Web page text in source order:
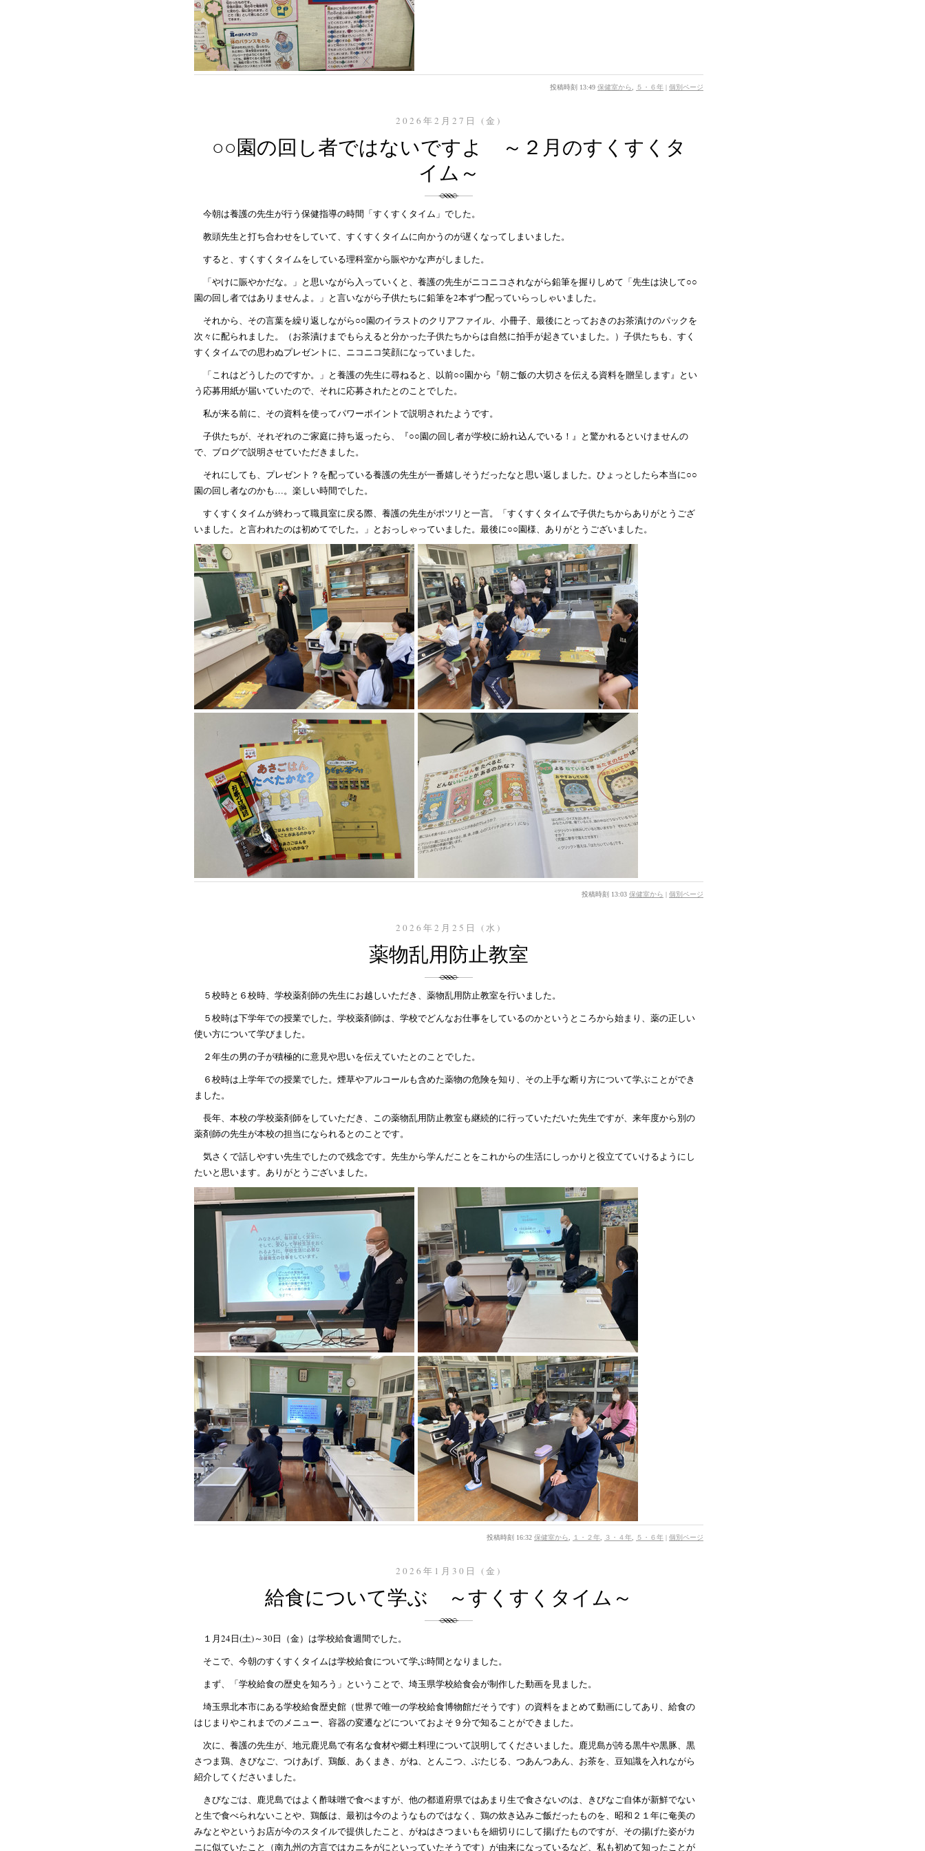
投稿時刻 13:49 保健室から ５・６年 | 個別ページ
2026年2月27日 (金)
○○園の回し者ではないですよ ～２月のすくすくタ
イム～
今朝は養護の先生が行う保健指導の時間「すくすくタイム」でした。
教頭先生と打ち合わせをしていて、すくすくタイムに向かうのが遅くなってしまいました。
すると、すくすくタイムをしている理科室から賑やかな声がしました。
「やけに賑やかだな。」と思いながら入っていくと、養護の先生がニコニコされながら鉛筆を握りしめて「先生は決して○○
園の回し者ではありませんよ。」と言いながら子供たちに鉛筆を2本ずつ配っていらっしゃいました。
それから、その言葉を繰り返しながら○○園のイラストのクリアファイル、小冊子、最後にとっておきのお茶漬けのパックを
次々に配られました。（お茶漬けまでもらえると分かった子供たちからは自然に拍手が起きていました。）子供たちも、すく
すくタイムでの思わぬプレゼントに、ニコニコ笑顔になっていました。
「これはどうしたのですか。」と養護の先生に尋ねると、以前○○園から『朝ご飯の大切さを伝える資料を贈呈します』とい
う応募用紙が届いていたので、それに応募されたとのことでした。
私が来る前に、その資料を使ってパワーポイントで説明されたようです。
子供たちが、それぞれのご家庭に持ち返ったら、『○○園の回し者が学校に紛れ込んでいる！』と驚かれるといけませんの
で、ブログで説明させていただきました。
それにしても、プレゼント？を配っている養護の先生が一番嬉しそうだったなと思い返しました。ひょっとしたら本当に○○
園の回し者なのかも…。楽しい時間でした。
すくすくタイムが終わって職員室に戻る際、養護の先生がポツリと一言。「すくすくタイムで子供たちからありがとうござ
いました。と言われたのは初めてでした。」とおっしゃっていました。最後に○○園様、ありがとうございました。
投稿時刻 13:03 保健室から | 個別ページ
2026年2月25日 (水)
薬物乱用防止教室
５校時と６校時、学校薬剤師の先生にお越しいただき、薬物乱用防止教室を行いました。
５校時は下学年での授業でした。学校薬剤師は、学校でどんなお仕事をしているのかというところから始まり、薬の正しい
使い方について学びました。
２年生の男の子が積極的に意見や思いを伝えていたとのことでした。
６校時は上学年での授業でした。煙草やアルコールも含めた薬物の危険を知り、その上手な断り方について学ぶことができ
ました。
長年、本校の学校薬剤師をしていただき、この薬物乱用防止教室も継続的に行っていただいた先生ですが、来年度から別の
薬剤師の先生が本校の担当になられるとのことです。
気さくで話しやすい先生でしたので残念です。先生から学んだことをこれからの生活にしっかりと役立てていけるようにし
たいと思います。ありがとうございました。
投稿時刻 16:32 保健室から １・２年 ３・４年 ５・６年 | 個別ページ
2026年1月30日 (金)
給食について学ぶ ～すくすくタイム～
１月24日(土)～30日（金）は学校給食週間でした。
そこで、今朝のすくすくタイムは学校給食について学ぶ時間となりました。
まず、「学校給食の歴史を知ろう」ということで、埼玉県学校給食会が制作した動画を見ました。
埼玉県北本市にある学校給食歴史館（世界で唯一の学校給食博物館だそうです）の資料をまとめて動画にしてあり、給食の
はじまりやこれまでのメニュー、容器の変遷などについておよそ９分で知ることができました。
次に、養護の先生が、地元鹿児島で有名な食材や郷土料理について説明してくださいました。鹿児島が誇る黒牛や黒豚、黒
さつま鶏、きびなご、つけあげ、鶏飯、あくまき、がね、とんこつ、ぶたじる、つあんつあん、お茶を、豆知識を入れながら
紹介してくださいました。
きびなごは、鹿児島ではよく酢味噌で食べますが、他の都道府県ではあまり生で食さないのは、きびなご自体が新鮮でない
と生で食べられないことや、鶏飯は、最初は今のようなものではなく、鶏の炊き込みご飯だったものを、昭和２１年に奄美の
みなとやというお店が今のスタイルで提供したこと、がねはさつまいもを細切りにして揚げたものですが、その揚げた姿がカ
ニに似ていたこと（南九州の方言ではカニをがにといっていたそうです）が由来になっているなど、私も初めて知ったことが